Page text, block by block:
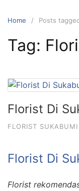
Home Posts
Tag:
Florist Di
FLORIST SUKABUMI
Florist Di
Florist